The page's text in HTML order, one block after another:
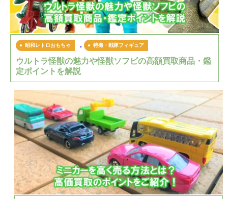
昭和レトロおもちゃ , 特撮・戦隊フィギュア
ウルトラ怪獣の魅力や怪獣ソフビの高額買取商品・鑑
定ポイントを解説